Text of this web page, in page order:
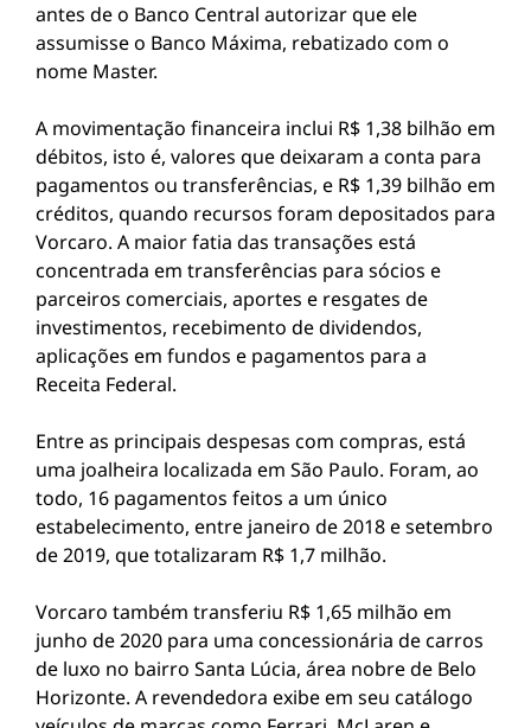
antes de o Banco Central autorizar que ele
assumisse o Banco Máxima, rebatizado com o
nome Master.
A movimentação financeira inclui R$ 1,38 bilhão em
débitos, isto é, valores que deixaram a conta para
pagamentos ou transferências, e R$ 1,39 bilhão em
créditos, quando recursos foram depositados para
Vorcaro. A maior fatia das transações está
concentrada em transferências para sócios e
parceiros comerciais, aportes e resgates de
investimentos, recebimento de dividendos,
aplicações em fundos e pagamentos para a
Receita Federal.
Entre as principais despesas com compras, está
uma joalheira localizada em São Paulo. Foram, ao
todo, 16 pagamentos feitos a um único
estabelecimento, entre janeiro de 2018 e setembro
de 2019, que totalizaram R$ 1,7 milhão.
Vorcaro também transferiu R$ 1,65 milhão em
junho de 2020 para uma concessionária de carros
de luxo no bairro Santa Lúcia, área nobre de Belo
Horizonte. A revendedora exibe em seu catálogo